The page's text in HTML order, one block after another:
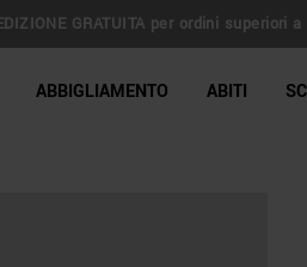
GRATUITA per ordini superiori
Shop
ABBIGLIAMENTO ABITI